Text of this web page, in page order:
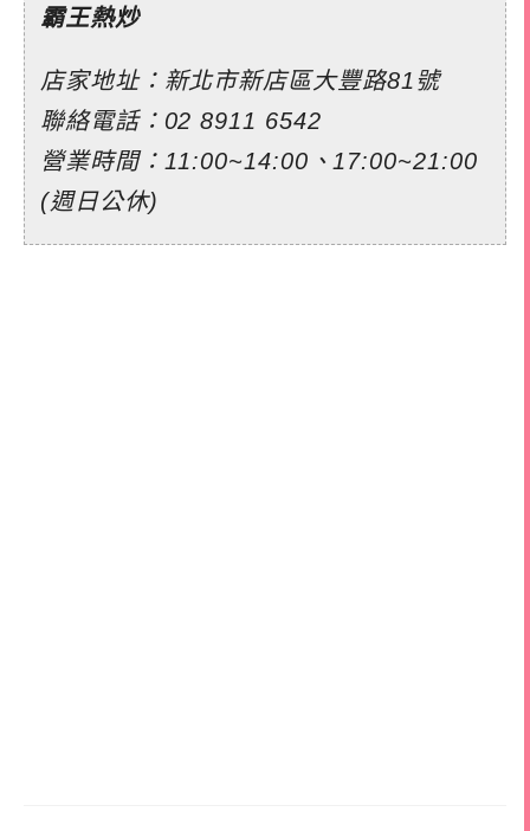
霸王熱炒
店家地址：新北市新店區大豐路81號
聯絡電話：02 8911 6542
營業時間：11:00~14:00、17:00~21:00
(週日公休)